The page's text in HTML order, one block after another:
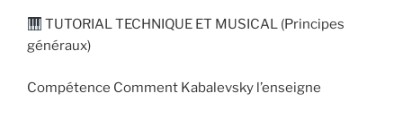
TUTORIAL TECHNIQUE ET MUSICAL (Principes
généraux)
Compétence Comment Kabalevsky l’enseigne